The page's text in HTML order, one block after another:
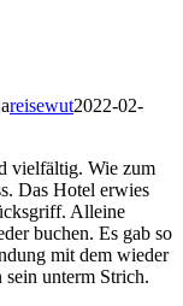
reisewut2022-02-
vielfältig. Wie zum
Das Hotel erwies
Alleine
buchen. Es gab so
mit dem wieder
unterm Strich.